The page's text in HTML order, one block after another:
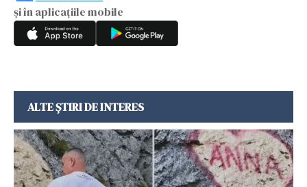
și în aplicațiile mobile
ALTE ȘTIRI DE INTERES